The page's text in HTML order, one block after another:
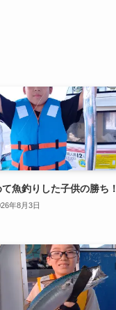
魚釣りした子供の勝ち！
年8月3日